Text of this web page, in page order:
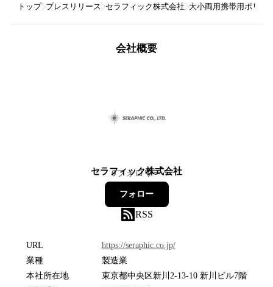
トップ プレスリリース セラフィック株式会社 大小両用携帯用ポリ袋
会社概要
セラフィック株式会社
0フォロワー
フォロー
RSS
URL
https://seraphic.co.jp/
業種
製造業
本社所在地
東京都中央区新川2-13-10 新川ビル7階